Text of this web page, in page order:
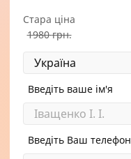
Стара ціна
1980 грн.
Введіть ваше ім'я
Введіть Ваш телефон